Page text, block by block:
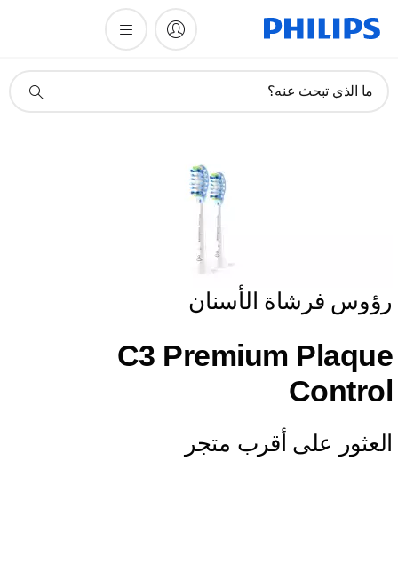
دعم
ما الذي تبحث عنه؟
رؤوس فرشاة الأسنان
C3 Premium Plaque
Control
العثور على أقرب متجر